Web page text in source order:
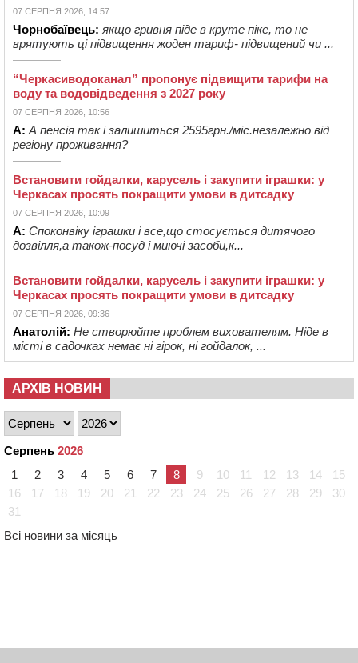
07 СЕРПНЯ 2026, 14:57
Чорнобаївець: якщо гривня піде в круте піке, то не
врятують ці підвищення жоден тариф- підвищений чи ...
“Черкасиводоканал” пропонує підвищити тарифи на
воду та водовідведення з 2027 року
07 СЕРПНЯ 2026, 10:56
А: А пенсія так і залишиться 2595грн./міс.незалежно від
регіону проживання?
Встановити гойдалки, карусель і закупити іграшки: у
Черкасах просять покращити умови в дитсадку
07 СЕРПНЯ 2026, 10:09
А: Споконвіку іграшки і все,що стосується дитячого
дозвілля,а також-посуд і миючі засоби,к...
Встановити гойдалки, карусель і закупити іграшки: у
Черкасах просять покращити умови в дитсадку
07 СЕРПНЯ 2026, 09:36
Анатолій: Не створюйте проблем вихователям. Ніде в
місті в садочках немає ні гірок, ні гойдалок, ...
АРХІВ НОВИН
Серпень 2026
1
2 3 4 5 6 7 8 9 10 11 12 13 14
15
16
17 18 19 20 21 22 23 24 25 26 27 28 29
30
31
Всі новини за місяць